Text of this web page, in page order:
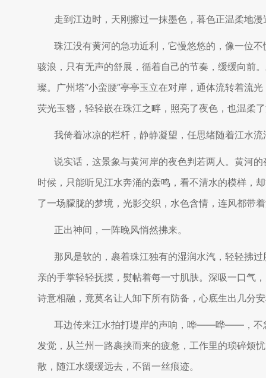
走到江边时，天刚擦过一抹墨色，暮色正温柔地漫
珠江没有黄河的急功近利，它慢悠悠的，像一位
骇浪，只有无声的舒展，循着自己的节奏，缓缓向前
璨。广州塔“小蛮腰”亭亭玉立在对岸，通体流转着流
荧光玉簪，轻轻嵌在珠江之畔，照亮了夜色，也温柔
我倚着冰凉的栏杆，静静凝望，任思绪随着江水流
说实话，这景象与黄河岸的夜色判若两人。黄河
时候，只能听见江水奔涌的轰鸣，看不清水的模样，
了一场朦胧的梦境，光影交织，水色含情，连风都带
正出神间，一阵晚风悄然拂来。
那风是软的，裹着珠江独有的湿润水汽，轻轻拂
亲的手掌轻轻抚摸，熨帖着每一寸肌肤。深吸一口气
诗意相融，竟莫名让人卸下所有防备，心底生出几分
耳边传来江水拍打堤岸的声响，哗——哗——，不
发觉，从兰州一路裹挟而来的疲惫，工作里的琐碎烦
散，随江水缓缓远去，不留一丝痕迹。